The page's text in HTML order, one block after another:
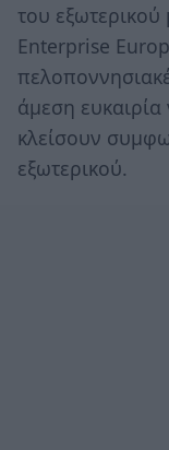
του
Enterprise
άμεση
κλείσουν
εξωτερικού.